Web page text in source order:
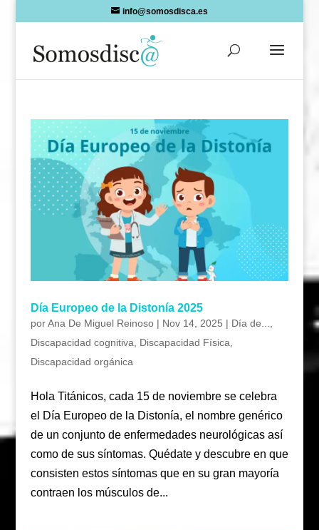
info@somosdisca.es
Día Europeo de la Distonía 2025
porAna De Miguel Reinoso| Nov 14, 2025 | Día de...
Discapacidad cognitiva
Discapacidad Física
Discapacidad orgánica
Hola Titánicos, cada 15 de noviembre se celebra
el Día Europeo de la Distonía, el nombre genérico
de un conjunto de enfermedades neurológicas así
como de sus síntomas. Quédate y descubre en que
consisten estos síntomas que en su gran mayoría
contraen los músculos de...